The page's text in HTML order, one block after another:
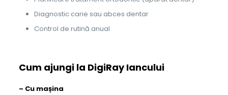
Diagnostic carie sau abces dentar
Control de rutină anual
Cum ajungi la DigiRay Iancului
– Cu mașina